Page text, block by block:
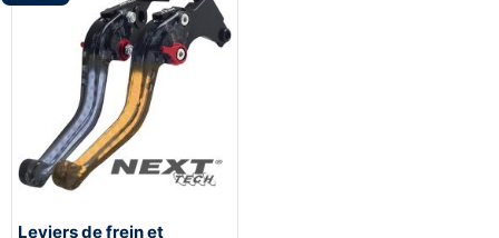
Leviers de frein et